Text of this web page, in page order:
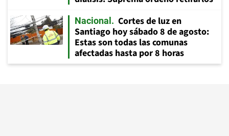
Nacional
Cortes de luz en
Santiago hoy sábado 8 de agosto:
Estas son todas las comunas
afectadas hasta por 8 horas